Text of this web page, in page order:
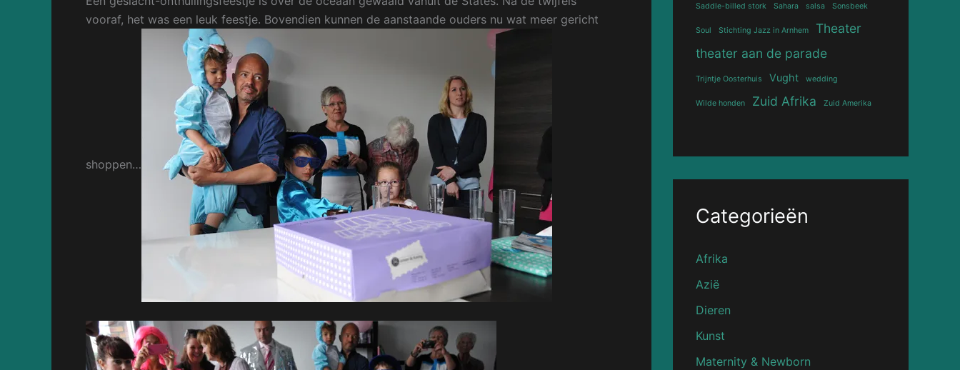
vooraf, het was een leuk feestje. Bovendien kunnen de aanstaande ouders nu wat meer gericht
shoppen…
Saddle-billed stork Sahara salsa Sonsbeek
Soul Stichting Jazz in Arnhem
Theater
theater aan de parade
Trijntje Oosterhuis Vught wedding
Wilde honden Zuid Afrika Zuid Amerika
Categorieën
Afrika
Azië
Dieren
Kunst
Maternity & Newborn